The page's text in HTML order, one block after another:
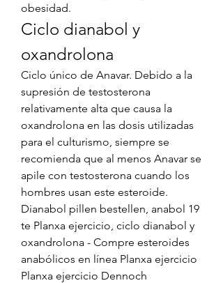
obesidad.
Ciclo dianabol y
oxandrolona
Ciclo único de Anavar. Debido a la
supresión de testosterona
relativamente alta que causa la
oxandrolona en las dosis utilizadas
para el culturismo, siempre se
recomienda que al menos Anavar se
apile con testosterona cuando los
hombres usan este esteroide.
Dianabol pillen bestellen, anabol 19
te Planxa ejercicio, ciclo dianabol y
oxandrolona - Compre esteroides
anabólicos en línea Planxa ejercicio
Planxa ejercicio Dennoch